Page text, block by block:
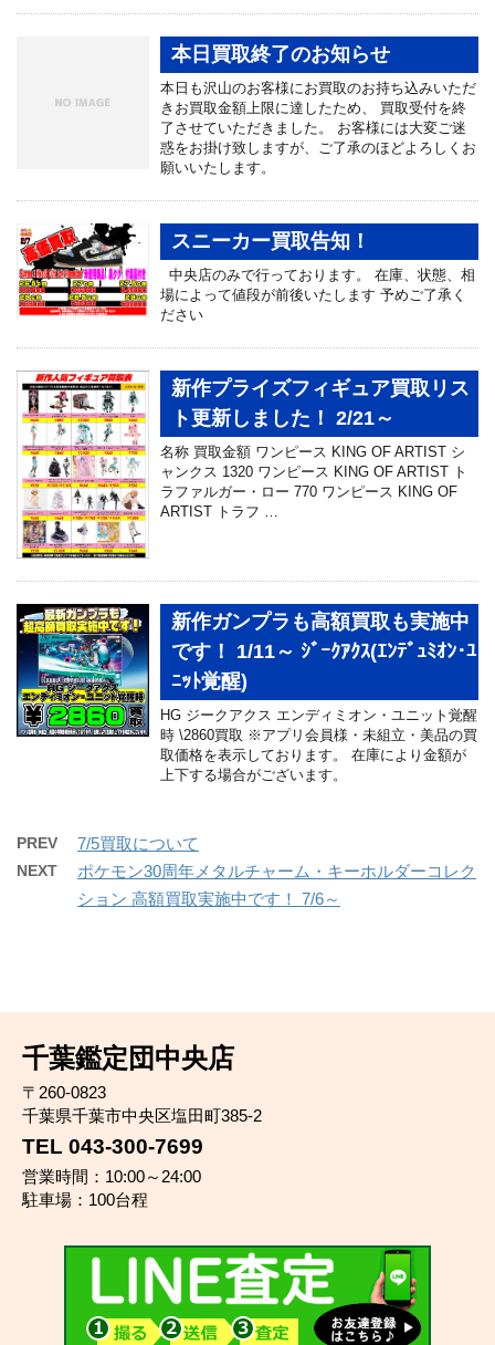
本日買取終了のお知らせ
本日も沢山のお客様にお買取のお持ち込みいただ
きお買取金額上限に達したため、 買取受付を終
了させていただきました。 お客様には大変ご迷
惑をお掛け致しますが、ご了承のほどよろしくお
願いいたします。
スニーカー買取告知！
中央店のみで行っております。 在庫、状態、相
場によって値段が前後いたします 予めご了承く
ださい
新作プライズフィギュア買取リス
ト更新しました！ 2/21～
名称 買取金額 ワンピース KING OF ARTIST シ
ャンクス 1320 ワンピース KING OF ARTIST ト
ラファルガー・ロー 770 ワンピース KING OF
ARTIST トラフ …
新作ガンプラも高額買取も実施中
です！ 1/11～ ｼﾞｰｸｱｸｽ(ｴﾝﾃﾞｭﾐｵﾝ･ﾕ
ﾆｯﾄ覚醒)
HG ジークアクス エンディミオン・ユニット覚醒
時 \2860買取 ※アプリ会員様・未組立・美品の買
取価格を表示しております。 在庫により金額が
上下する場合がございます。
PREV 7/5買取について
NEXT
ポケモン30周年メタルチャーム・キーホルダーコレク
ション 高額買取実施中です！ 7/6～
千葉鑑定団中央店
〒260-0823
千葉県千葉市中央区塩田町385-2
TEL 043-300-7699
営業時間：10:00～24:00
駐車場：100台程